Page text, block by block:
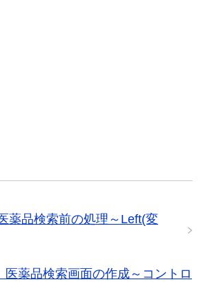
品検索前の処理～Left(変
薬品検索画面の作成～コントロ